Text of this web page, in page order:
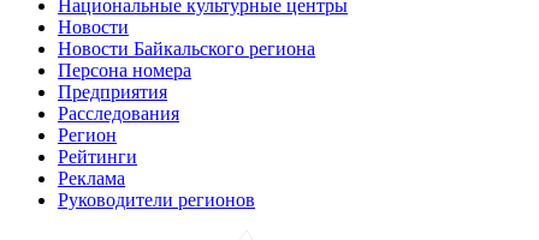
Национальные культурные центры
Новости
Новости Байкальского региона
Персона номера
Предприятия
Расследования
Регион
Рейтинги
Реклама
Руководители регионов